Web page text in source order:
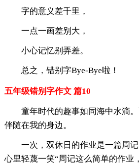
字的意义差千里，
一点一画差别大，
小心记忆别弄差。
总之，错别字Bye-Bye啦！
五年级错别字作文 篇10
童年时代的趣事如同海中水滴
伴随在我的身边。
一次，双休日的作业是一篇周
心里轻蔑一笑“周记这么简单的作业